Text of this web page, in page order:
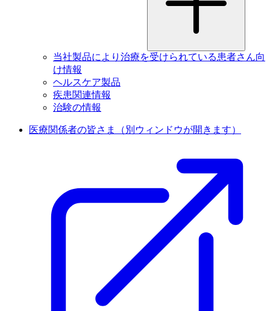
当社製品により治療を受けられている患者さん向
け情報
ヘルスケア製品
疾患関連情報
治験の情報
医療関係者の皆さま （別ウィンドウが開きます）